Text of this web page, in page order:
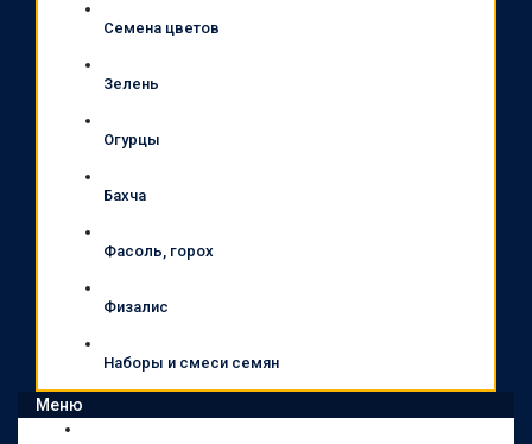
Семена цветов
Зелень
Огурцы
Бахча
Фасоль, горох
Физалис
Наборы и смеси семян
Меню